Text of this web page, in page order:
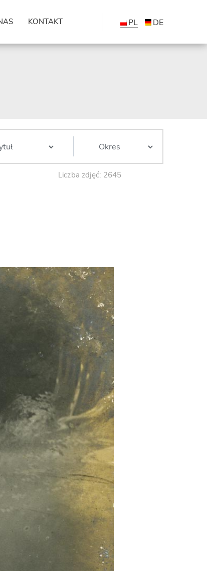
KONTAKT PL DE
Liczba zdjęć: 2645